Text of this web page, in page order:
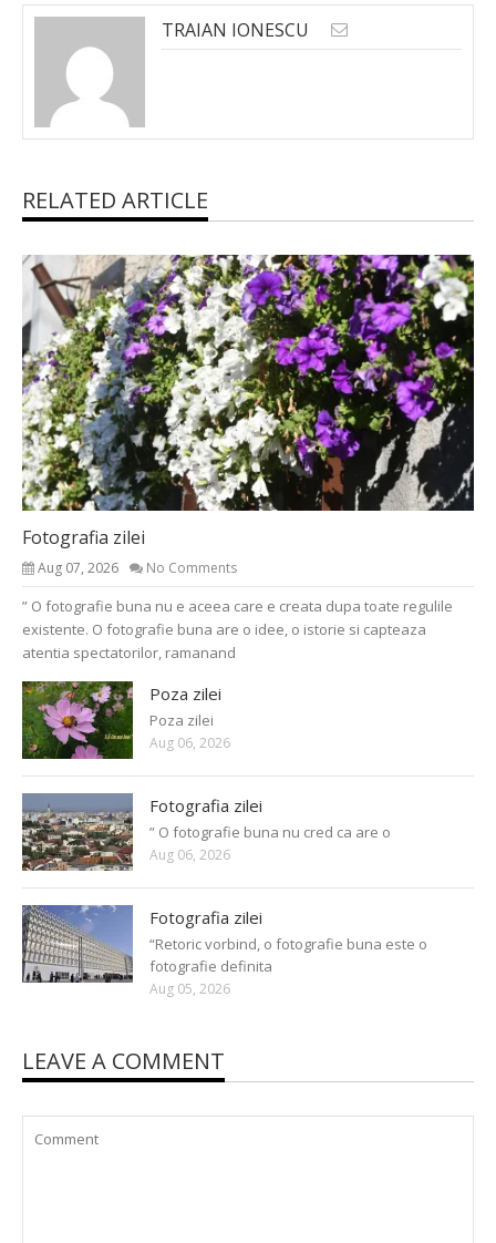
TRAIAN IONESCU
RELATED ARTICLE
Fotografia zilei
Aug 07, 2026 No Comments
” O fotografie buna nu e aceea care e creata dupa toate regulile
existente. O fotografie buna are o idee, o istorie si capteaza
atentia spectatorilor, ramanand
Poza zilei
Poza zilei
Aug 06, 2026
Fotografia zilei
” O fotografie buna nu cred ca are o
Aug 06, 2026
Fotografia zilei
“Retoric vorbind, o fotografie buna este o
fotografie definita
Aug 05, 2026
LEAVE A COMMENT